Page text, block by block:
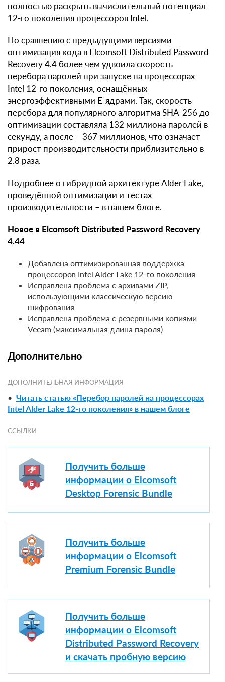
полностью раскрыть вычислительный потенциал
12-го поколения процессоров Intel.
По сравнению с предыдущими версиями
оптимизация кода в Elcomsoft Distributed Password
Recovery 4.4 более чем удвоила скорость
перебора паролей при запуске на процессорах
Intel 12-го поколения, оснащённых
энергоэффективными E-ядрами. Так, скорость
перебора для популярного алгоритма SHA-256 до
оптимизации составляла 132 миллиона паролей в
секунду, а после – 367 миллионов, что означает
прирост производительности приблизительно в
2.8 раза.
Подробнее о гибридной архитектуре Alder Lake,
проведённой оптимизации и тестах
производительности – в нашем блоге.
Новое в Elcomsoft Distributed Password Recovery
4.44
Добавлена оптимизированная поддержка
процессоров Intel Alder Lake 12-го поколения
Исправлена проблема с архивами ZIP,
использующими классическую версию
шифрования
Исправлена проблема с резервными копиями
Veeam (максимальная длина пароля)
Дополнительно
ДОПОЛНИТЕЛЬНАЯ ИНФОРМАЦИЯ
• Читать статью «Перебор паролей на процессорах
Intel Alder Lake 12-го поколения» в нашем блоге
ССЫЛКИ
Получить больше
информации о Elcomsoft
Desktop Forensic Bundle
Получить больше
информации о Elcomsoft
Premium Forensic Bundle
Получить больше
информации о Elcomsoft
Distributed Password Recovery
и скачать пробную версию